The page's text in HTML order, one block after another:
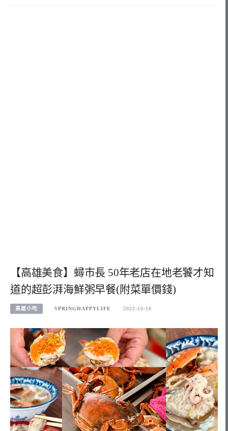
【高雄美食】蟳市長 50年老店在地老饕才知
道的超彭湃海鮮粥早餐(附菜單價錢)
高雄小吃 SPRINGHAPPYLIFE 2022-10-16